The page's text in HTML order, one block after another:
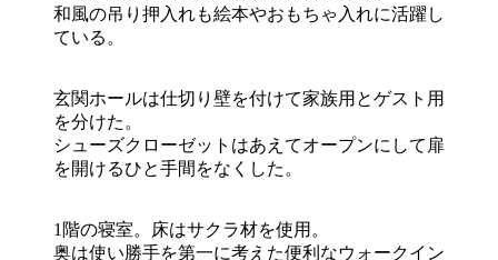
和風の吊り押入れも絵本やおもちゃ入れに活躍し
ている。
玄関ホールは仕切り壁を付けて家族用とゲスト用
を分けた。
シューズクローゼットはあえてオープンにして扉
を開けるひと手間をなくした。
1階の寝室。床はサクラ材を使用。
奥は使い勝手を第一に考えた便利なウォークイン